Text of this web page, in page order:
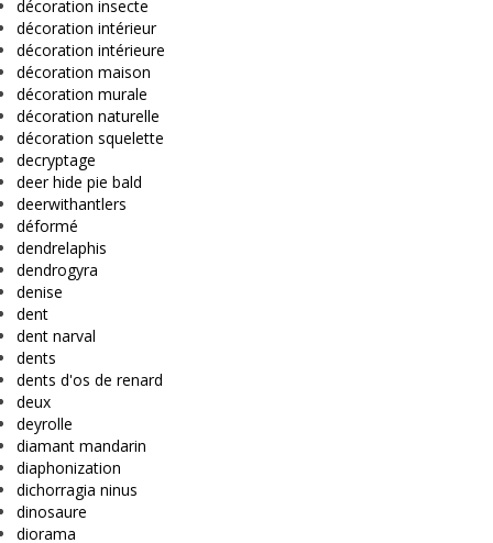
décoration insecte
décoration intérieur
décoration intérieure
décoration maison
décoration murale
décoration naturelle
décoration squelette
decryptage
deer hide pie bald
deerwithantlers
déformé
dendrelaphis
dendrogyra
denise
dent
dent narval
dents
dents d'os de renard
deux
deyrolle
diamant mandarin
diaphonization
dichorragia ninus
dinosaure
diorama